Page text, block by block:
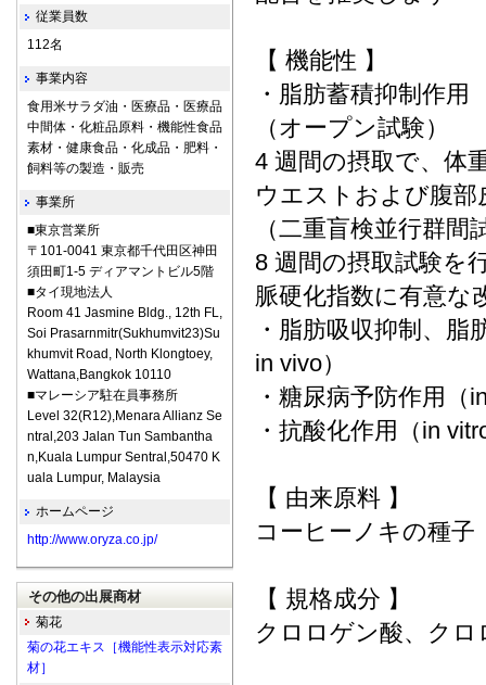
【 機能性 】
・脂肪蓄積抑制作用
（オープン試験）
4 週間の摂取で、体
ウエストおよび腹部
（二重盲検並行群間
8 週間の摂取試験を
脈硬化指数に有意な
・脂肪吸収抑制、
in vivo）
・糖尿病予防作用（
・抗酸化作用（in
【 由来原料 】
コーヒーノキの種子
【 規格成分 】
クロロゲン酸、クロ
従業員数
112名
事業内容
食用米サラダ油・医療品・医療品
中間体・化粧品原料・機能性食品
素材・健康食品・化成品・肥料・
飼料等の製造・販売
事業所
■東京営業所
〒101-0041 東京都千代田区神田
須田町1-5 ディアマントビル5階
■タイ現地法人
Room 41 Jasmine Bldg., 12th FL,
Soi Prasarnmitr(Sukhumvit23)Su
khumvit Road, North Klongtoey,
Wattana,Bangkok 10110
■マレーシア駐在員事務所
Level 32(R12),Menara Allianz Se
ntral,203 Jalan Tun Sambantha
n,Kuala Lumpur Sentral,50470 K
uala Lumpur, Malaysia
ホームページ
http://www.oryza.co.jp/
その他の出展商材
菊花
菊の花エキス［機能性表示対応素
材］